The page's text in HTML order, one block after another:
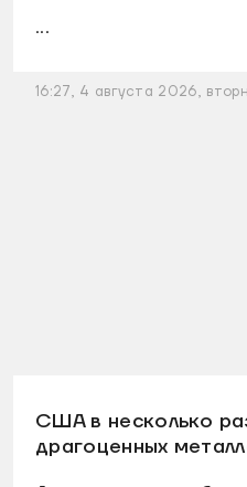
...
16:27, 4 августа 2026,
США в несколько
драгоценных